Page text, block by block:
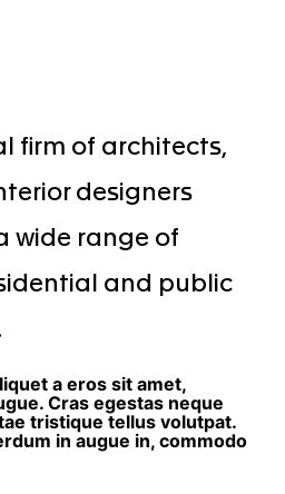
firm of architects,
designers
wide range of
and public
a eros sit amet,
Cras egestas neque
tristique tellus volutpat.
in augue in, commodo